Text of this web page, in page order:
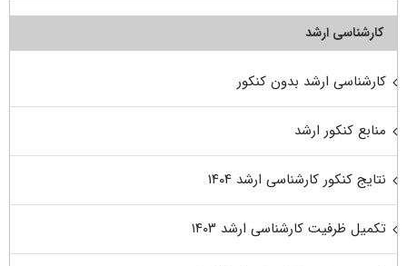
کارشناسی ارشد
کارشناسی ارشد بدون کنکور
منابع کنکور ارشد
نتایج کنکور کارشناسی ارشد ۱۴۰۴
تکمیل ظرفیت کارشناسی ارشد ۱۴۰۳